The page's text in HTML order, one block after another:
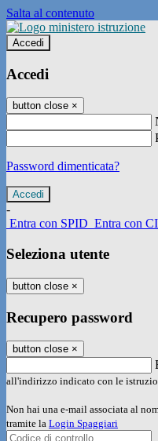
Salta al contenuto
Accedi
Accedi
button close ×
Password dimenticata?
-
Entra con SPID Entra con
Seleziona utente
button close ×
Recupero password
button close ×
all'indirizzo indicato con le
Non hai una e-mail associata al
tramite la Login Spaggiari